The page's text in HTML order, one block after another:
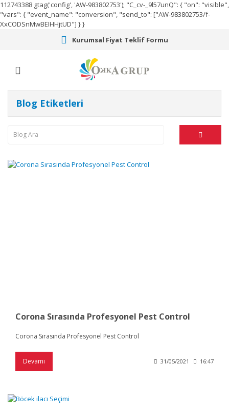
112743388 gtag('config', 'AW-983802753'); "C_cv-_9l57unQ": { "on": "visible",
"vars": { "event_name": "conversion", "send_to": ["AW-983802753/f-
XxCODSnMwBEIHHjtUD"] } }
Kurumsal Fiyat Teklif Formu
Blog Etiketleri
Corona Sırasında Profesyonel Pest Control
Corona Sırasında Profesyonel Pest Control
Devamı 31/05/2021 16:47